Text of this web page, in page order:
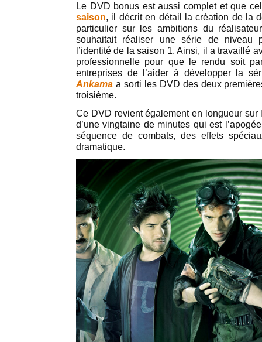
Le DVD bonus est aussi complet et que
saison, il décrit en détail la création de la
particulier sur les ambitions du
souhaitait réaliser une série de niveau
l’identité de la saison 1. Ainsi, il a travaillé
professionnelle pour que le rendu soit
entreprises de l’aider à développer la
Ankama a sorti les DVD des deux
troisième.
Ce DVD revient également en longueur
d’une vingtaine de minutes qui est
séquence de combats, des effets
dramatique.